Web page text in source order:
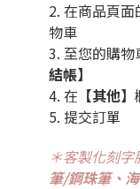
2. 在商品頁
物車
3. 至您的購
結帳】
4. 在 【其他】
5. 提交訂單
＊客製化刻
筆/鋼珠筆、